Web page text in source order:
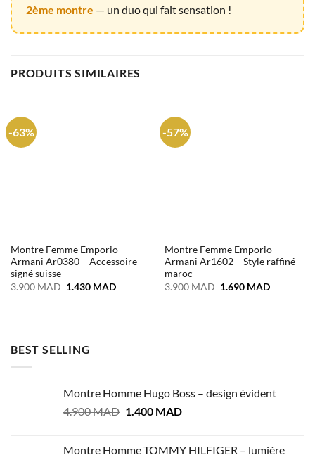
2ème montre — un duo qui fait sensation !
PRODUITS SIMILAIRES
-63%
Montre Femme Emporio
Armani Ar0380 – Accessoire
signé suisse
3.900MAD Le
1.430 MADLe
-57%
Montre Femme Emporio
Armani Ar1602 – Style raffiné
maroc
3.900MAD Le
1.690 MADLe
BEST SELLING
Montre Homme Hugo Boss – design évident
4.900MAD Le
1.400 MADLe
Montre Homme TOMMY HILFIGER – lumière